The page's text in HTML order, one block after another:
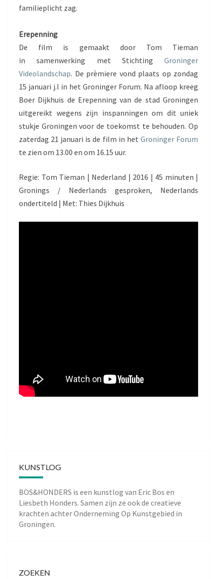
familieplicht zag.
Erepenning
De film is gemaakt door Tom Tieman
in samenwerking met Stichting Groninger
Videolandschap. De prèmiere vond plaats op zondag
15 januari j.l in het Groninger Forum. Na afloop kreeg
Boer Dijkhuis de Erepenning van de stad Groningen
uitgereikt wegens zijn inspanningen om dit uniek
stukje Groningen voor de toekomst te behouden. Op
zaterdag 21 januari is de film in het Groninger Forum
te zien om 13.00 en om 16.15 uur.
Regie: Tom Tieman | Nederland | 2016 | 45 minuten |
Gronings / Nederlands gesproken, Nederlands
ondertiteld | Met: Thies Dijkhuis
KUNSTLOG
BOS&HONDERS is een kunstlog van Eric Bos en
Liesbeth Honders. Samen zijn ze ook de creatieve
krachten achterOnderneming Op Kunstgebied in
Groningen.
ZOEKEN